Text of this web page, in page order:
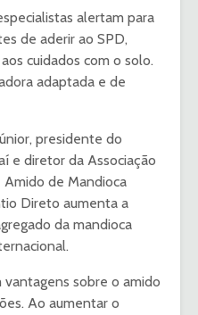
alertam para
de aderir ao SPD,
cuidados com o solo.
adaptada e de
presidente do
e diretor da Associação
de Mandioca
Direto aumenta a
da mandioca
sobre o amido
Ao aumentar o